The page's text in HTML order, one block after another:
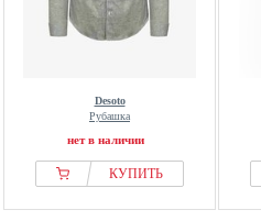
Desoto
Рубашка
нет в наличии
КУПИТЬ